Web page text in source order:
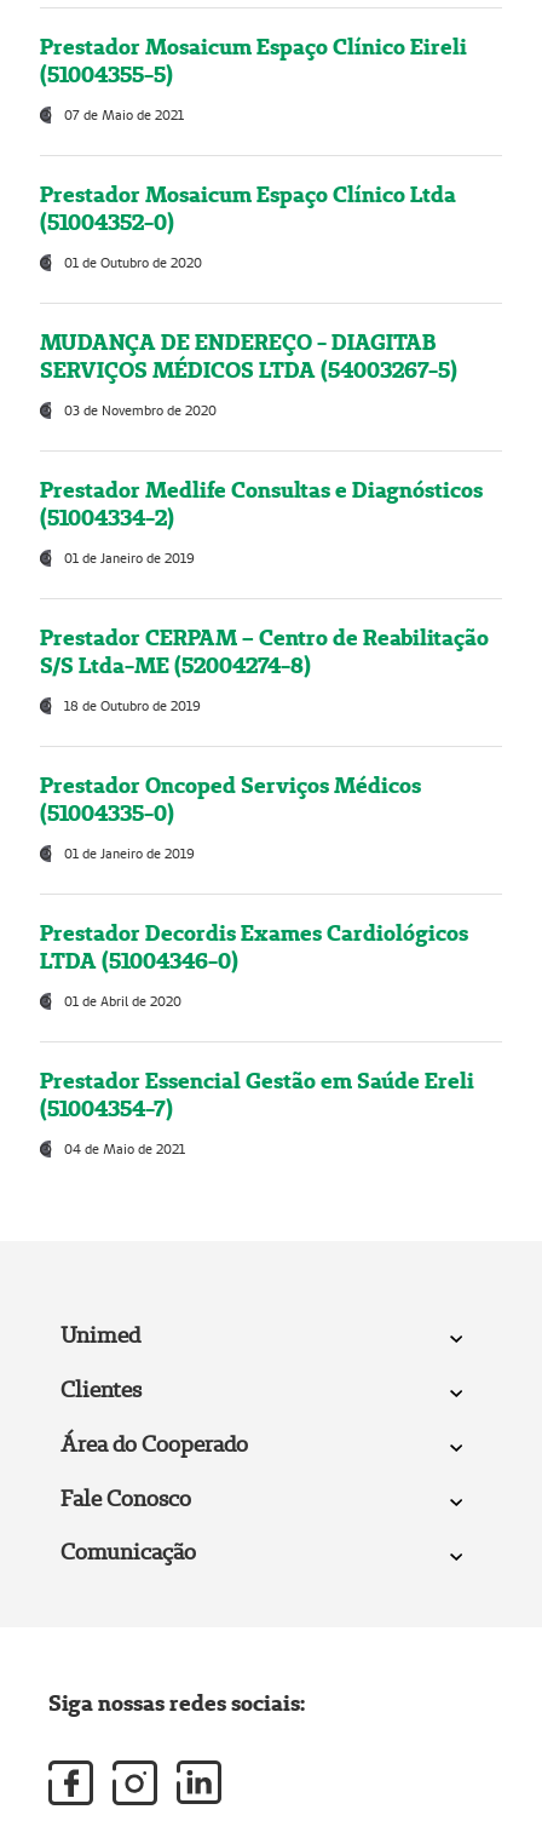
Prestador Mosaicum Espaço Clínico Eireli
(51004355-5)
07 de Maio de 2021
Prestador Mosaicum Espaço Clínico Ltda
(51004352-0)
01 de Outubro de 2020
MUDANÇA DE ENDEREÇO - DIAGITAB
SERVIÇOS MÉDICOS LTDA (54003267-5)
03 de Novembro de 2020
Prestador Medlife Consultas e Diagnósticos
(51004334-2)
01 de Janeiro de 2019
Prestador CERPAM – Centro de Reabilitação
S/S Ltda-ME (52004274-8)
18 de Outubro de 2019
Prestador Oncoped Serviços Médicos
(51004335-0)
01 de Janeiro de 2019
Prestador Decordis Exames Cardiológicos
LTDA (51004346-0)
01 de Abril de 2020
Prestador Essencial Gestão em Saúde Ereli
(51004354-7)
04 de Maio de 2021
Unimed
Clientes
Área do Cooperado
Fale Conosco
Comunicação
Siga nossas redes sociais: